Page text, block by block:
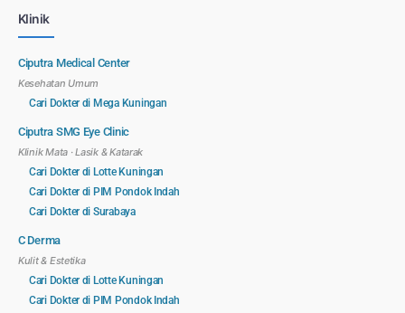
Klinik
Ciputra Medical Center
Kesehatan Umum
Cari Dokter di Mega Kuningan
Ciputra SMG Eye Clinic
Klinik Mata · Lasik & Katarak
Cari Dokter di Lotte Kuningan
Cari Dokter di PIM Pondok Indah
Cari Dokter di Surabaya
C Derma
Kulit & Estetika
Cari Dokter di Lotte Kuningan
Cari Dokter di PIM Pondok Indah